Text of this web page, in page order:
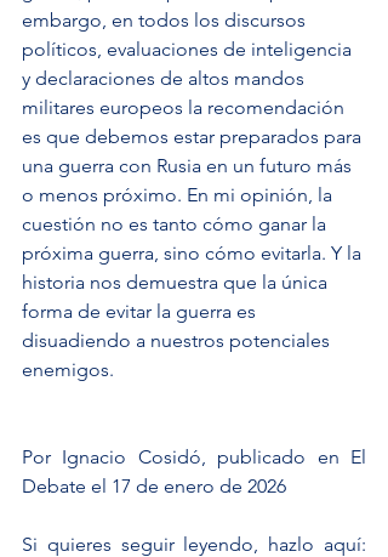
embargo, en todos los discursos
políticos, evaluaciones de inteligencia
y declaraciones de altos mandos
militares europeos la recomendación
es que debemos estar preparados para
una guerra con Rusia en un futuro más
o menos próximo. En mi opinión, la
cuestión no es tanto cómo ganar la
próxima guerra, sino cómo evitarla. Y la
historia nos demuestra que la única
forma de evitar la guerra es
disuadiendo a nuestros potenciales
enemigos.
Por Ignacio Cosidó, publicado en El
Debate el 17 de enero de 2026